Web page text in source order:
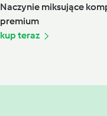
Naczynie miksujące
premium
kup teraz